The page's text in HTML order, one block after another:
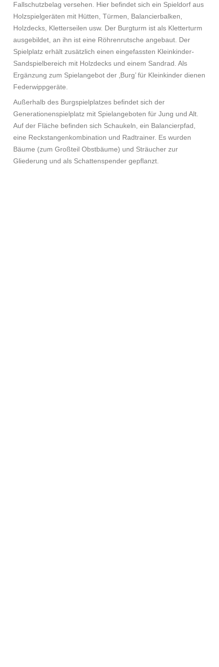
Fallschutzbelag versehen. Hier befindet sich ein Spieldorf aus
Holzspielgeräten mit Hütten, Türmen, Balancierbalken,
Holzdecks, Kletterseilen usw. Der Burgturm ist als Kletterturm
ausgebildet, an ihn ist eine Röhrenrutsche angebaut. Der
Spielplatz erhält zusätzlich einen eingefassten Kleinkinder-
Sandspielbereich mit Holzdecks und einem Sandrad. Als
Ergänzung zum Spielangebot der ‚Burg’ für Kleinkinder dienen
Federwippgeräte.
Außerhalb des Burgspielplatzes befindet sich der
Generationenspielplatz mit Spielangeboten für Jung und Alt.
Auf der Fläche befinden sich Schaukeln, ein Balancierpfad,
eine Reckstangenkombination und Radtrainer. Es wurden
Bäume (zum Großteil Obstbäume) und Sträucher zur
Gliederung und als Schattenspender gepflanzt.